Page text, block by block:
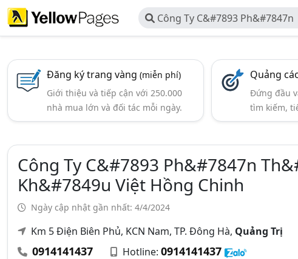
Công Ty C&#7893 Ph&#7847n
Th&#432&#417ng M&#7841i Và
Đăng ký trang vàng (miễn phí)
Giới thiệu và tiếp cận với 250.000
nhà mua lớn và đối tác mỗi ngày.
Quảng
Đứng đầu
tìm kiếm,
Công Ty C&#7893 Ph&#7847n
Kh&#7849u Việt Hồng Chinh
Ngày cập nhật gần nhất: 4/4/2024
Km 5 Điện Biên Phủ, KCN Nam, TP. Đông Hà, Quảng Trị
0914141437 Hotline: 0914141437